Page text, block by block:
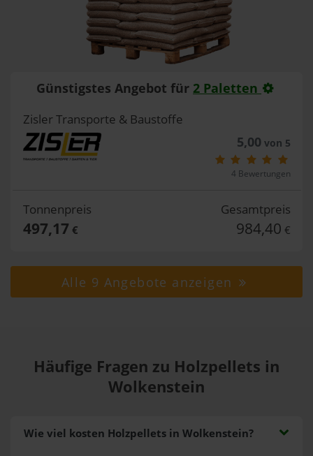
Günstigstes Angebot für 2 Paletten
Zisler Transporte & Baustoffe
5,00 von 5
4 Bewertungen
Tonnenpreis
497,17 €
Gesamtpreis
984,40 €
Alle 9 Angebote anzeigen
Häufige Fragen zu Holzpellets in
Wolkenstein
Wie viel kosten Holzpellets in Wolkenstein?